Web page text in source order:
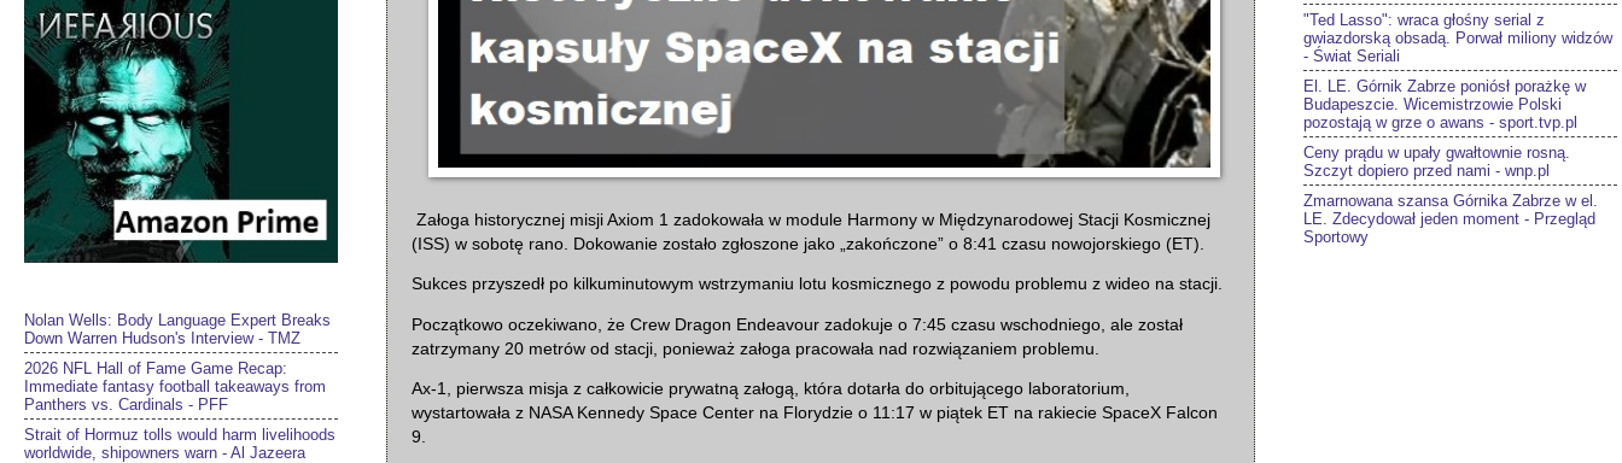
Załoga historycznej misji Axiom 1 zadokowała w module Harmony w Międzynarodowej Stacji Kosmicznej
(ISS) w sobotę rano. Dokowanie zostało zgłoszone jako „zakończone” o 8:41 czasu nowojorskiego (ET).
Sukces przyszedł po kilkuminutowym wstrzymaniu lotu kosmicznego z powodu problemu z wideo na stacji.
Początkowo oczekiwano, że Crew Dragon Endeavour zadokuje o 7:45 czasu wschodniego, ale został
zatrzymany 20 metrów od stacji, ponieważ załoga pracowała nad rozwiązaniem problemu.
Ax-1, pierwsza misja z całkowicie prywatną załogą, która dotarła do orbitującego laboratorium,
wystartowała z NASA Kennedy Space Center na Florydzie o 11:17 w piątek ET na rakiecie SpaceX Falcon
9.
Nolan Wells: Body Language Expert Breaks
Down Warren Hudson's Interview - TMZ
2026 NFL Hall of Fame Game Recap:
Immediate fantasy football takeaways from
Panthers vs. Cardinals - PFF
Strait of Hormuz tolls would harm livelihoods
worldwide, shipowners warn - Al Jazeera
"Ted Lasso": wraca głośny serial z
gwiazdorską obsadą. Porwał miliony widzów
- Świat Seriali
El. LE. Górnik Zabrze poniósł porażkę w
Budapeszcie. Wicemistrzowie Polski
pozostają w grze o awans - sport.tvp.pl
Ceny prądu w upały gwałtownie rosną.
Szczyt dopiero przed nami - wnp.pl
Zmarnowana szansa Górnika Zabrze w el.
LE. Zdecydował jeden moment - Przegląd
Sportowy